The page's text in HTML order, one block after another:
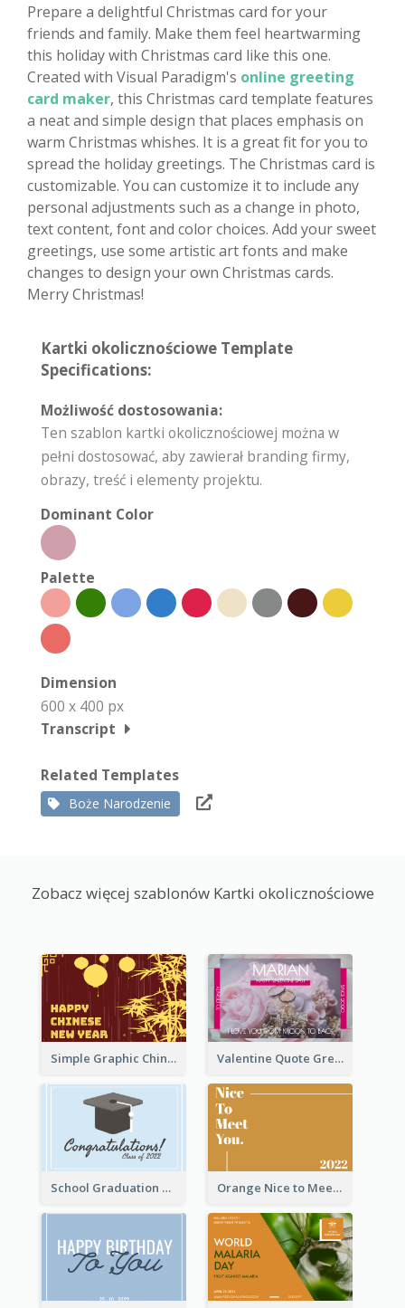
Prepare a delightful Christmas card for your
friends and family. Make them feel heartwarming
this holiday with Christmas card like this one.
Created with Visual Paradigm's online greeting
card maker, this Christmas card template features
a neat and simple design that places emphasis on
warm Christmas whishes. It is a great fit for you to
spread the holiday greetings. The Christmas card is
customizable. You can customize it to include any
personal adjustments such as a change in photo,
text content, font and color choices. Add your sweet
greetings, use some artistic art fonts and make
changes to design your own Christmas cards.
Merry Christmas!
Kartki okolicznościowe Template
Specifications:
Możliwość dostosowania:
Ten szablon kartki okolicznościowej można w
pełni dostosować, aby zawierał branding firmy,
obrazy, treść i elementy projektu.
Dominant Color
Palette
Dimension
600 x 400 px
Transcript
Related Templates
Boże Narodzenie
Zobacz więcej szablonów Kartki okolicznościowe
Simple Graphic Chinese New Year In Red And Yellow Valentine Quote Greeting Card
School Graduation Celebration Card Orange Nice to Meet You Greeting Card